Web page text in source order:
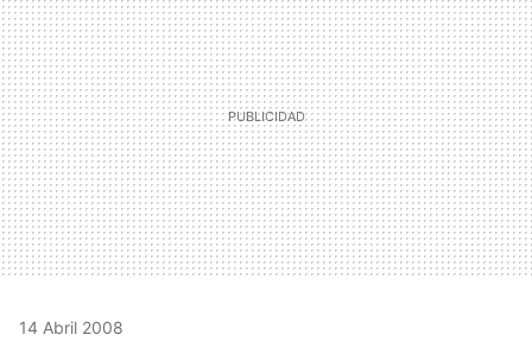
14 Abril 2008